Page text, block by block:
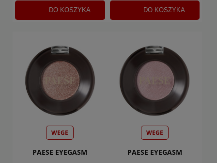
DO KOSZYKA DO KOSZYKA
WEGE
PAESE EYEGASM
WEGE
PAESE EYEGASM